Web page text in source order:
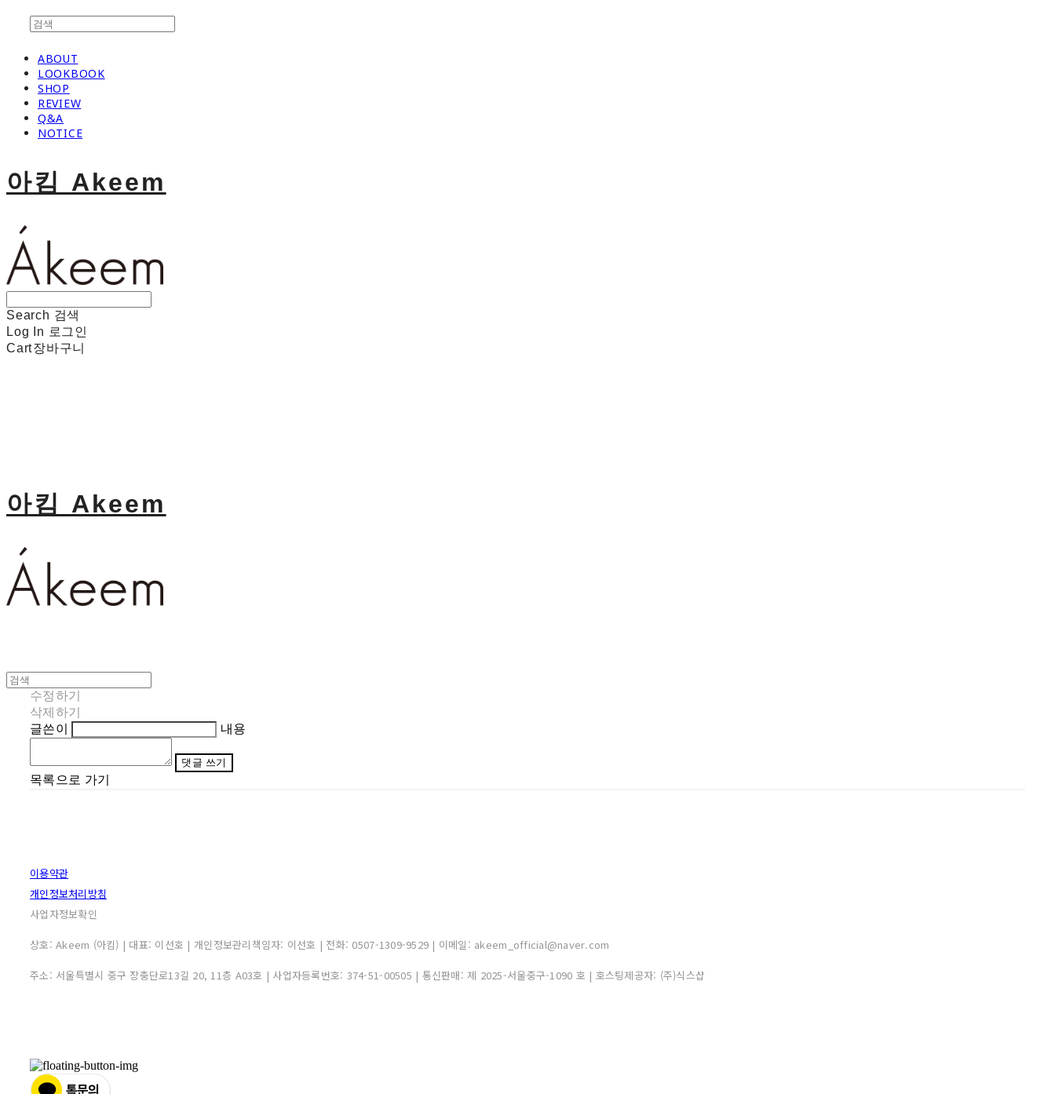
ABOUT
LOOKBOOK
SHOP
REVIEW
Q&A
NOTICE
아킴 Akeem
Search 검색
Log In 로그인
Cart장바구니
아킴 Akeem
수정하기
삭제하기
글쓴이
내용
댓글 쓰기
목록으로 가기
이용약관
개인정보처리방침
사업자정보확인
상호: Akeem (아킴) | 대표: 이선호 | 개인정보관리책임자: 이선호 | 전화: 0507-1309-9529 | 이메일: akeem_official@naver.com
주소: 서울특별시 중구 장충단로13길 20, 11층 A03호 | 사업자등록번호: 374-51-00505 | 통신판매: 제 2025-서울중구-1090 호 | 호스팅제공자: (주)식스샵